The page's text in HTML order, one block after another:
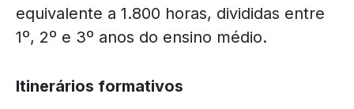
equivalente a 1.800 horas, divididas entre
1º, 2º e 3º anos do ensino médio.
Itinerários formativos